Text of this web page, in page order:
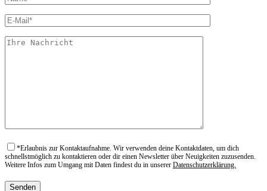
*Erlaubnis zur Kontaktaufnahme. Wir verwenden deine Kontaktdaten, um dich
schnellstmöglich zu kontaktieren oder dir einen Newsletter über Neuigkeiten zuzusenden.
Weitere Infos zum Umgang mit Daten findest du in unserer Datenschutzerklärung.